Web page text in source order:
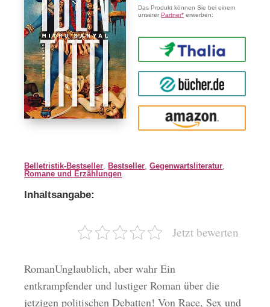
Das Produkt können Sie bei einem
unsererPartner* erwerben:
Thalia
buecher.de
Amazon
Belletristik-Bestseller, Bestseller,Gegenwartsliteratur,
Romane und Erzählungen
Inhaltsangabe:
Jetzt bewerten
RomanUnglaublich, aber wahr Ein
entkrampfender und lustiger Roman über die
jetzigen politischen Debatten! Von Race, Sex und